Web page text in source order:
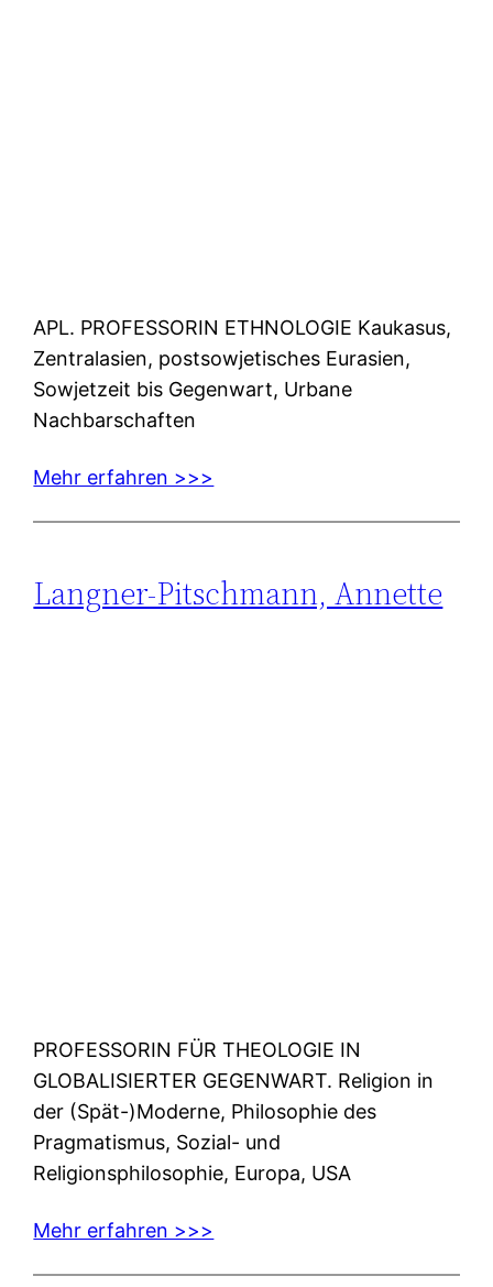
APL. PROFESSORIN ETHNOLOGIE Kaukasus,
Zentralasien, postsowjetisches Eurasien,
Sowjetzeit bis Gegenwart, Urbane
Nachbarschaften
Mehr erfahren >>>
Langner-Pitschmann, Annette
PROFESSORIN FÜR THEOLOGIE IN
GLOBALISIERTER GEGENWART. Religion in
der (Spät-)Moderne, Philosophie des
Pragmatismus, Sozial- und
Religionsphilosophie, Europa, USA
Mehr erfahren >>>